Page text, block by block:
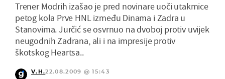
Trener Modrih izašao je pred novinare uoči utakmice
petog kola Prve HNL između Dinama i Zadra u
Stanovima. Jurčić se osvrnuo na dvoboj protiv uvijek
neugodnih Zadrana, ali i na impresije protiv
škotskog Heartsa..
V.H.22.08.2009 @ 15:43